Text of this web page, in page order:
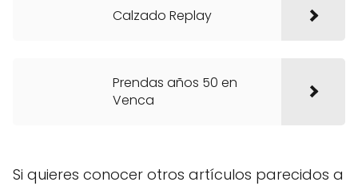
Calzado Replay
Prendas años 50 en
Venca
Si quieres conocer otros artículos parecidos a